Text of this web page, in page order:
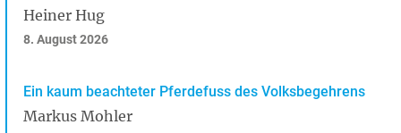
Heiner Hug
8. August 2026
Ein kaum beachteter Pferdefuss des Volksbegehrens
Markus Mohler